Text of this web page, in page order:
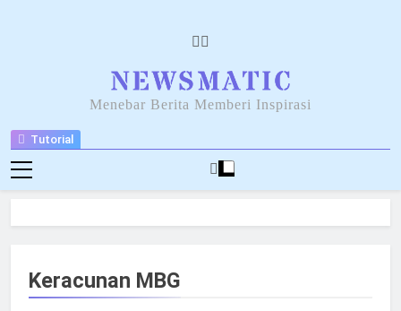
Tutorial
NEWSANTARA
Menebar Berita Memberi Inspirasi
Keracunan MBG
BERITA
KOMUNIKASI